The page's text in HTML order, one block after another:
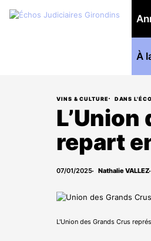
À
VINS & CULTURE DANS
repart
07/01/2025 Nathalie VALLEZ
L'Union des Grands Crus